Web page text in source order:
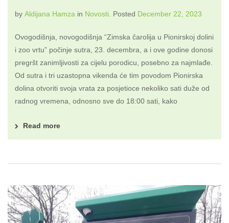
by Aldijana Hamza in Novosti Posted December 22, 2023
Ovogodišnja, novogodišnja “Zimska čarolija u Pionirskoj dolini
i zoo vrtu” počinje sutra, 23. decembra, a i ove godine donosi
pregršt zanimljivosti za cijelu porodicu, posebno za najmlađe.
Od sutra i tri uzastopna vikenda će tim povodom Pionirska
dolina otvoriti svoja vrata za posjetioce nekoliko sati duže od
radnog vremena, odnosno sve do 18:00 sati, kako
Read more